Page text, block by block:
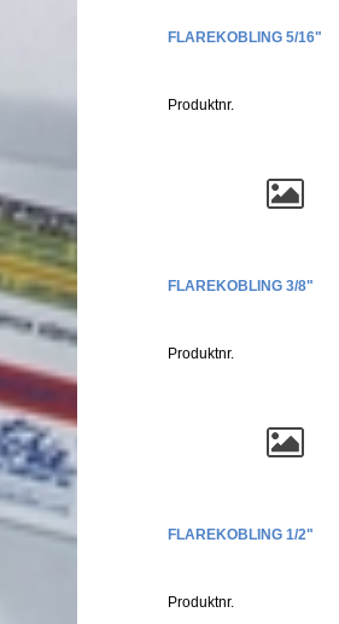
FLAREKOBLING 5/16"
Produktnr.
FLAREKOBLING 3/8"
Produktnr.
FLAREKOBLING 1/2"
Produktnr.